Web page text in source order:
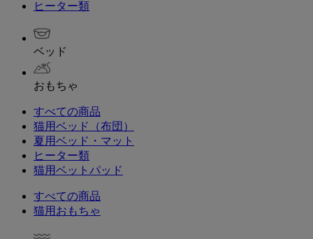
ヒーター類
ベッド
おもちゃ
すべての商品
猫用ベッド（布団）
夏用ベッド・マット
ヒーター類
猫用ベットパッド
すべての商品
猫用おもちゃ